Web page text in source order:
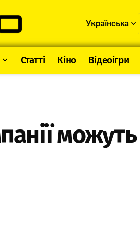
Українська
Статті Кіно Відеоігри